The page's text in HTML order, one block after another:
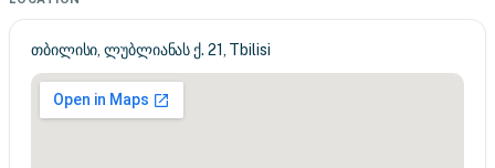
თბილისი, ლუბლიანას ქ. 21, Tbilisi